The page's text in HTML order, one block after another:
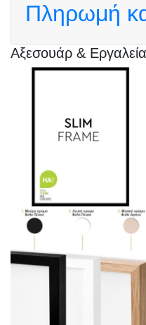
Πληρωμή
Αξεσουάρ & Εργαλεία